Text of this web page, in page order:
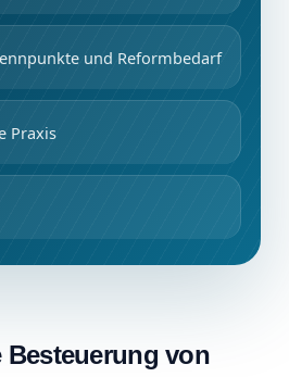
und Reformbedarf
Praxis
Besteuerung von